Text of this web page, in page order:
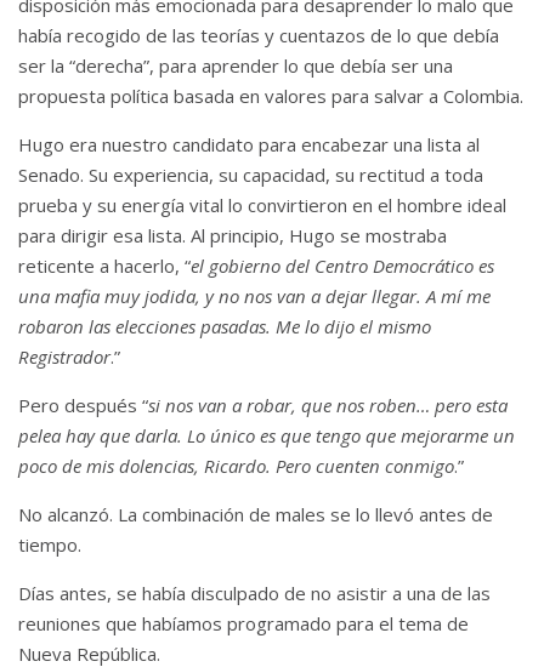
había recogido de las teorías y cuentazos de lo que debía
ser la “derecha”, para aprender lo que debía ser una
propuesta política basada en valores para salvar a Colombia.
Hugo era nuestro candidato para encabezar una lista al
Senado. Su experiencia, su capacidad, su rectitud a toda
prueba y su energía vital lo convirtieron en el hombre ideal
para dirigir esa lista. Al principio, Hugo se mostraba
reticente a hacerlo, “el gobierno del Centro Democrático es
una mafia muy jodida, y no nos van a dejar llegar. A mí me
robaron las elecciones pasadas. Me lo dijo el mismo
Registrador.”
Pero después “si nos van a robar, que nos roben… pero esta
pelea hay que darla. Lo único es que tengo que mejorarme un
poco de mis dolencias, Ricardo. Pero cuenten conmigo.”
No alcanzó. La combinación de males se lo llevó antes de
tiempo.
Días antes, se había disculpado de no asistir a una de las
reuniones que habíamos programado para el tema de
Nueva República.